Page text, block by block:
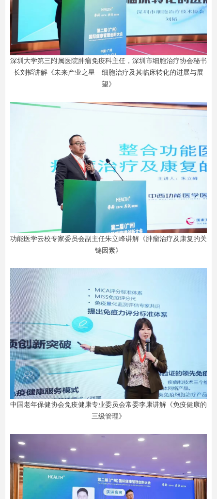
深圳大学第三附属医院肿瘤免疫科主任，深圳市细胞治疗协会秘书
长刘韬讲解《未来产业之星—细胞治疗及其临床转化的进展与展
望》
功能医学云校专家委员会副主任朱立峰讲解《肿瘤治疗及康复的关
键因素》
中国老年保健协会免疫健康专业委员会常委李康讲解《免疫健康的
三级管理》